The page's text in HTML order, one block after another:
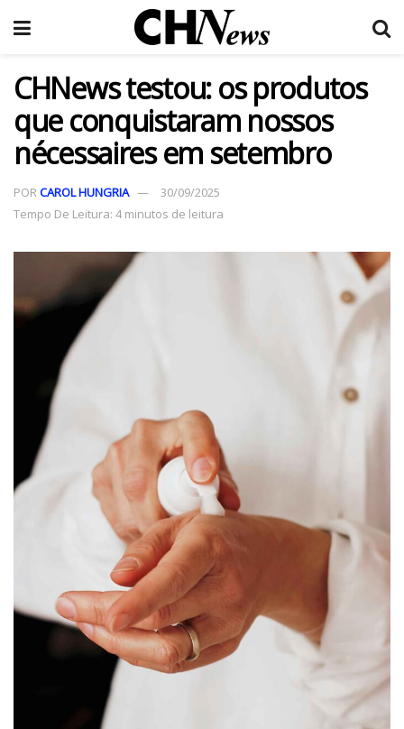
CHNews testou: os produtos
que conquistaram nossos
nécessaires em setembro
PORCAROL HUNGRIA
30/09/2025
Tempo De Leitura: 4 minutos de leitura